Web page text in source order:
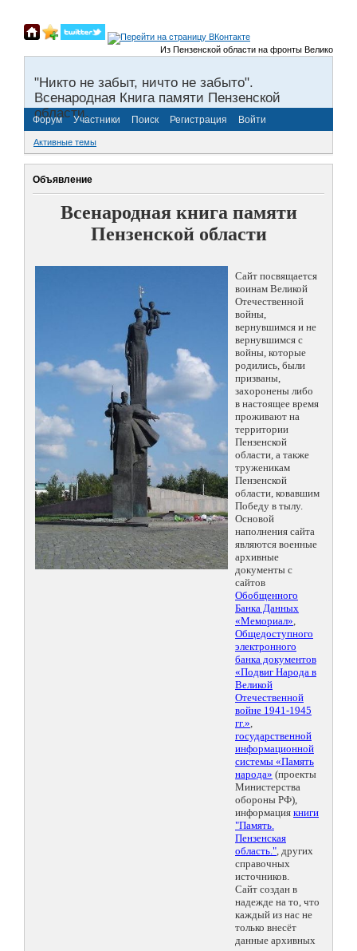
Из Пензенской области на фронты Великой
"Никто не забыт, ничто не забыто".
Всенародная Книга памяти Пензенской
области.
Форум Участники Поиск Регистрация Войти
Активные темы
Объявление
Всенародная книга памяти
Пензенской области
Сайт посвящается
воинам Великой
Отечественной
войны,
вернувшимся и не
вернувшимся с
войны, которые
родились, были
призваны,
захоронены либо
в настоящее время
проживают на
территории
Пензенской
области, а также
труженикам
Пензенской
области, ковавшим
Победу в тылу.
Основой
наполнения сайта
являются военные
архивные
документы с
сайтов
Обобщенного
Банка Данных
«Мемориал»,
Общедоступного
электронного
банка документов
«Подвиг Народа в
Великой
Отечественной
войне 1941-1945
гг.»,
государственной
информационной
системы «Память
народа» (проекты
Министерства
обороны РФ),
информация книги
"Память.
Пензенская
область.", других
справочных
источников.
Сайт создан в
надежде на то, что
каждый из нас не
только внесёт
данные архивных